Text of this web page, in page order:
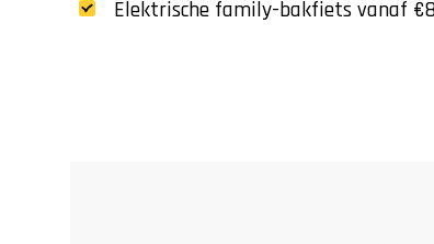
Elektrische family-bakfiets vanaf